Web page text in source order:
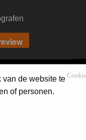
van de website te
of personen.